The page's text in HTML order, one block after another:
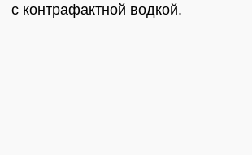
с контрафактной водкой.